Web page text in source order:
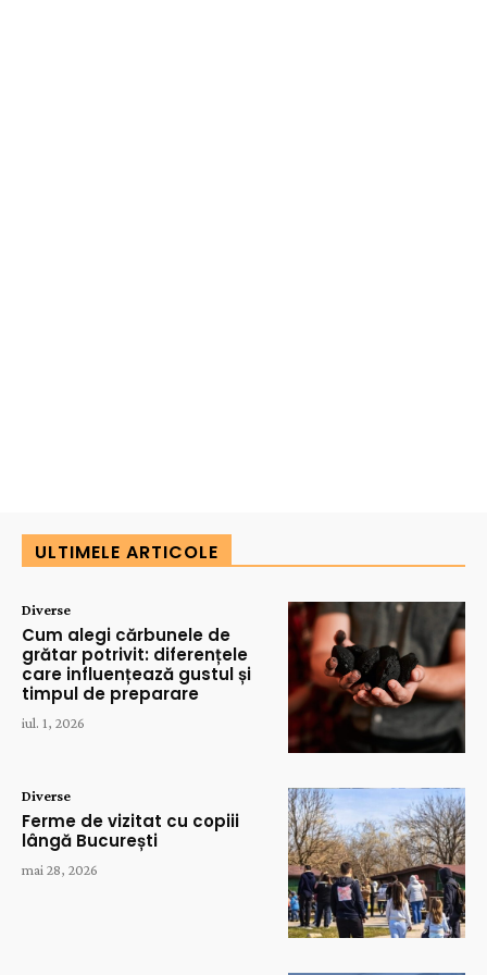
ULTIMELE ARTICOLE
Diverse
Cum alegi cărbunele de
grătar potrivit: diferențele
care influențează gustul și
timpul de preparare
iul. 1, 2026
Diverse
Ferme de vizitat cu copiii
lângă București
mai 28, 2026